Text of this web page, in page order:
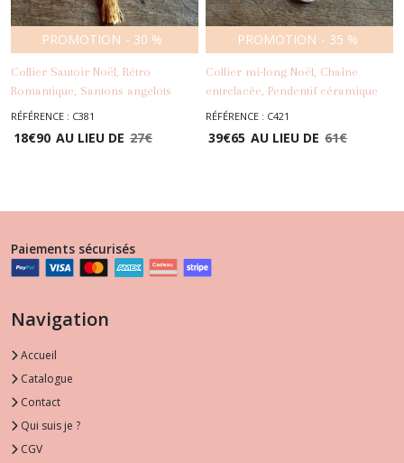
PROMOTION - 30 %
Collier Sautoir Noël, Rétro
Romantique, Santons angelots
argile, Estampe filigranée, Chaîne
Colliers
RÉFÉRENCE : C381
18€90 AU LIEU DE 27€
PROMOTION - 35 %
Collier mi-long Noël, Chaîne
entrelacée, Pendentif céramique
artisanale, Breloques bois Noël,
-Colliers
RÉFÉRENCE : C421
39€65 AU LIEU DE 61€
Paiements sécurisés
Navigation
Accueil
Catalogue
Contact
Qui suis je ?
CGV